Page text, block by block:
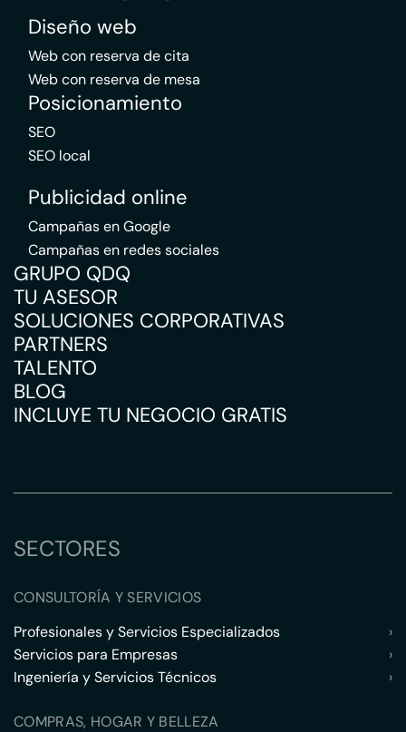
Diseño web
Web con reserva de cita
Web con reserva de mesa
Posicionamiento
SEO
SEO local
Publicidad online
Campañas en Google
Campañas en redes sociales
GRUPO QDQ
TU ASESOR
SOLUCIONES CORPORATIVAS
PARTNERS
TALENTO
BLOG
INCLUYE TU NEGOCIO GRATIS
SECTORES
CONSULTORÍA Y SERVICIOS
Profesionales y Servicios Especializados
›
Servicios para Empresas
›
Ingeniería y Servicios Técnicos
›
COMPRAS, HOGAR Y BELLEZA